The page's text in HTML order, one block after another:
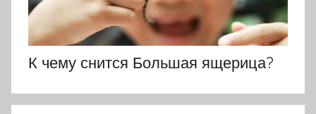
К чему снится Большая ящерица?